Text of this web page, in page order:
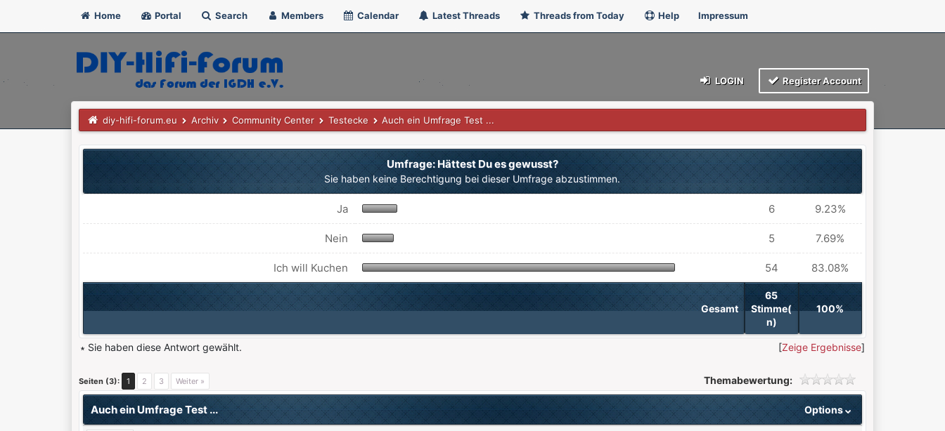
Home Portal Search Members Calendar Latest Threads Threads from Today Help Impressum
LOGIN Register Account
diy-hifi-forum.eu Archiv Community Center Testecke Auch ein Umfrage Test ...
Umfrage: Hättest Du es gewusst?
Sie haben keine Berechtigung bei dieser Umfrage abzustimmen.
Ja 6 9.23%
Nein 5 7.69%
Ich will Kuchen 54 83.08%
Gesamt
65
Stimme(
n)
100%
∗ Sie haben diese Antwort gewählt. [Zeige Ergebnisse]
Seiten (3): 1 2 3 Weiter » Themabewertung:
0 Bewertung(en) - 0 im Durchschnitt
1
2
3
4
5
Options
Auch ein Umfrage Test ...